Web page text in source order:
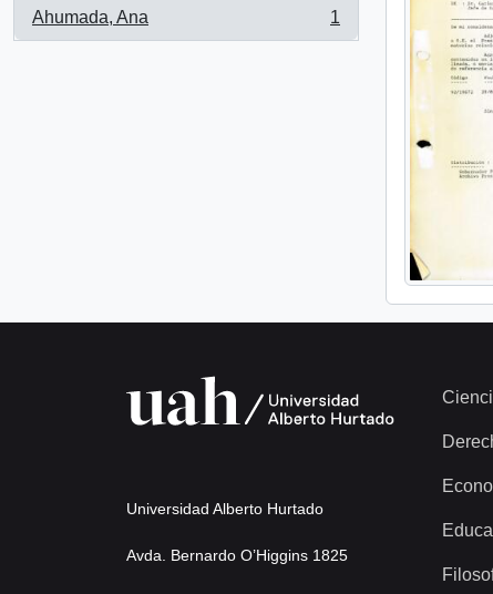
Ahumada, Ana
, 1 resultados
1
Universidad Alberto Hurtado
Avda. Bernardo O’Higgins 1825